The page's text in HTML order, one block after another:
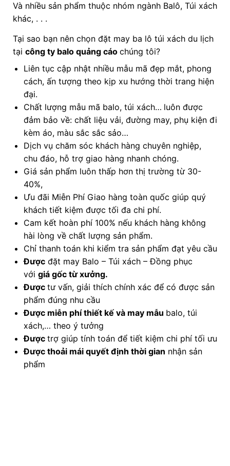
Và nhiều sản phẩm thuộc nhóm ngành Balô, Túi xách
khác, . . .
Tại sao bạn nên chọn đặt may ba lô túi xách du lịch
tại công ty balo quảng cáo chúng tôi?
Liên tục cập nhật nhiều mẫu mã đẹp mắt, phong
cách, ấn tượng theo kịp xu hướng thời trang hiện
đại.
Chất lượng mẫu mã balo, túi xách… luôn được
đảm bảo về: chất liệu vải, đường may, phụ kiện đi
kèm áo, màu sắc sắc sảo…
Dịch vụ chăm sóc khách hàng chuyên nghiệp,
chu đáo, hỗ trợ giao hàng nhanh chóng.
Giá sản phẩm luôn thấp hơn thị trường từ 30-
40%,
Ưu đãi Miễn Phí Giao hàng toàn quốc giúp quý
khách tiết kiệm được tối đa chi phí.
Cam kết hoàn phí 100% nếu khách hàng không
hài lòng về chất lượng sản phẩm.
Chỉ thanh toán khi kiểm tra sản phẩm đạt yêu cầu
Đượcđặt may Balo – Túi xách – Đồng phục
với giá gốc từ xưởng.
Được tư vấn, giải thích chính xác để có được sản
phẩm đúng nhu cầu
Được miễn phí thiết kế và may mẫu balo, túi
xách,… theo ý tưởng
Được trợ giúp tính toán để tiết kiệm chi phí tối ưu
Được thoải mái quyết định thời gian nhận sản
phẩm